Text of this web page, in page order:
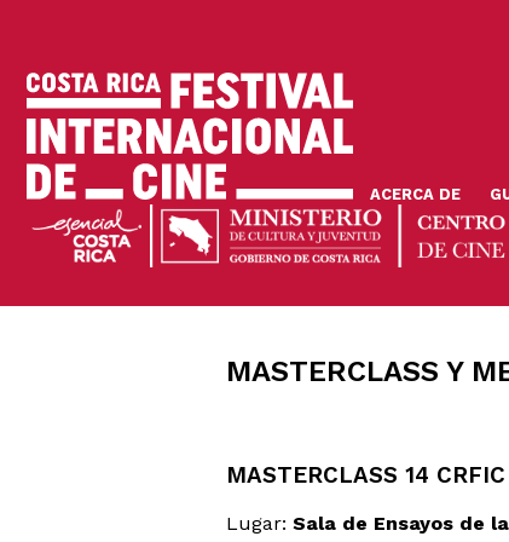
content
ACERCA DE
MASTERCLASS Y
MASTERCLASS 14 CRFIC
Lugar:Sala de Ensayos de